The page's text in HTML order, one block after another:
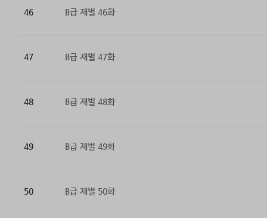
46 B급 재벌 46화
47 B급 재벌 47화
48 B급 재벌 48화
49 B급 재벌 49화
50 B급 재벌 50화